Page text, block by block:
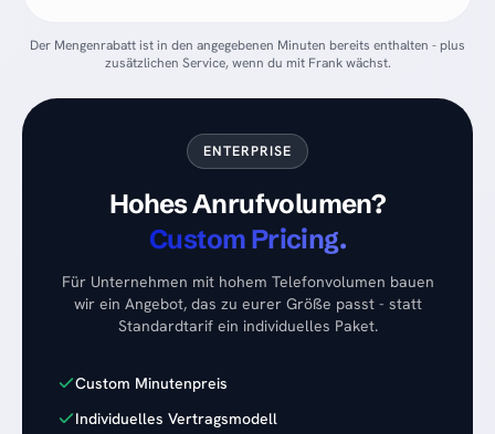
Der Mengenrabatt ist in den angegebenen Minuten bereits enthalten - plus
zusätzlichen Service, wenn du mit Frank wächst.
ENTERPRISE
Hohes Anrufvolumen?
Custom Pricing.
Für Unternehmen mit hohem Telefonvolumen bauen
wir ein Angebot, das zu eurer Größe passt - statt
Standardtarif ein individuelles Paket.
Custom Minutenpreis
Individuelles Vertragsmodell